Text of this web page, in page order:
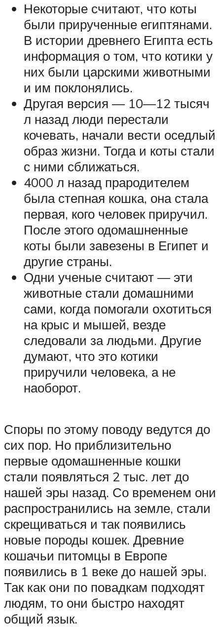
Некоторые считают, что коты
были прирученные египтянами.
В истории древнего Египта есть
информация о том, что котики у
них были царскими животными
и им поклонялись.
Другая версия — 10—12 тысяч
л назад люди перестали
кочевать, начали вести оседлый
образ жизни. Тогда и коты стали
с ними сближаться.
4000 л назад прародителем
была степная кошка, она стала
первая, кого человек приручил.
После этого одомашненные
коты были завезены в Египет и
другие страны.
Одни ученые считают — эти
животные стали домашними
сами, когда помогали охотиться
на крыс и мышей, везде
следовали за людьми. Другие
думают, что это котики
приручили человека, а не
наоборот.
Споры по этому поводу ведутся до
сих пор. Но приблизительно
первые одомашненные кошки
стали появляться 2 тыс. лет до
нашей эры назад. Со временем они
распространились на земле, стали
скрещиваться и так появились
новые породы кошек. Древние
кошачьи питомцы в Европе
появились в 1 веке до нашей эры.
Так как они по повадкам подходят
людям, то они быстро находят
общий язык.